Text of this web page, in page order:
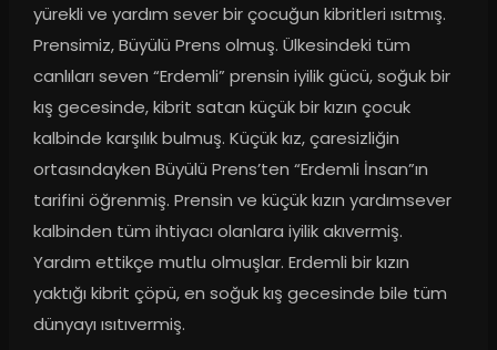
yürekli ve yardım sever bir çocuğun kibritleri ısıtmış.
Prensimiz, Büyülü Prens olmuş. Ülkesindeki tüm
canlıları seven “Erdemli” prensin iyilik gücü, soğuk bir
kış gecesinde, kibrit satan küçük bir kızın çocuk
kalbinde karşılık bulmuş. Küçük kız, çaresizliğin
ortasındayken Büyülü Prens’ten “Erdemli İnsan”ın
tarifini öğrenmiş. Prensin ve küçük kızın yardımsever
kalbinden tüm ihtiyacı olanlara iyilik akıvermiş.
Yardım ettikçe mutlu olmuşlar. Erdemli bir kızın
yaktığı kibrit çöpü, en soğuk kış gecesinde bile tüm
dünyayı ısıtıvermiş.